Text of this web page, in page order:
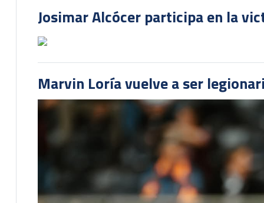
Josimar Alcócer participa en la
Marvin Loría vuelve a ser